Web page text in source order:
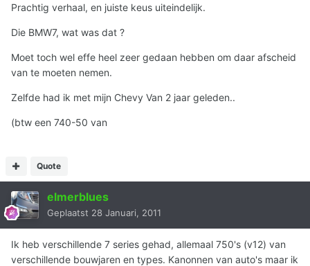
Prachtig verhaal, en juiste keus uiteindelijk.
Die BMW7, wat was dat ?
Moet toch wel effe heel zeer gedaan hebben om daar afscheid
van te moeten nemen.
Zelfde had ik met mijn Chevy Van 2 jaar geleden..
(btw een 740-50 van
Quote
elmerblues
Geplaatst 28 Januari, 2011
Ik heb verschillende 7 series gehad, allemaal 750's (v12) van
verschillende bouwjaren en types. Kanonnen van auto's maar ik